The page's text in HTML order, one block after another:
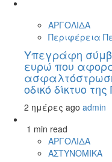
ΑΡΓΟΛΙΔΑ
Περιφέρεια
Υπεγράφη
ευρώ που
οδικό δίκτυο
2 ημέρες ago admin
1 min read
ΑΡΓΟΛΙΔΑ
ΑΣΤΥΝΟΜΙΚΑ